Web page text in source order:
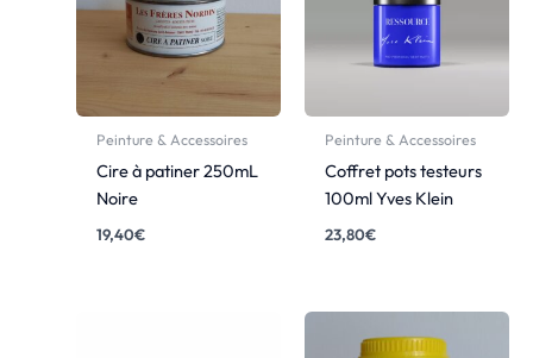
Peinture & Accessoires
Cire à patiner 250mL
Noire
19,40€
Peinture & Accessoires
Coffret pots testeurs
100ml Yves Klein
23,80€